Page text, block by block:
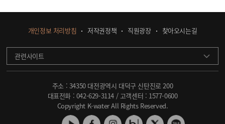
개인정보 처리방침 저작권정책 직원광장 찾아오시는길
관련사이트
주소 : 34350 대전광역시 대덕구 신탄진로 200
대표전화 : 042-629-3114 / 고객센터 : 1577-0600
Copyright K-water All Rights Reserved.